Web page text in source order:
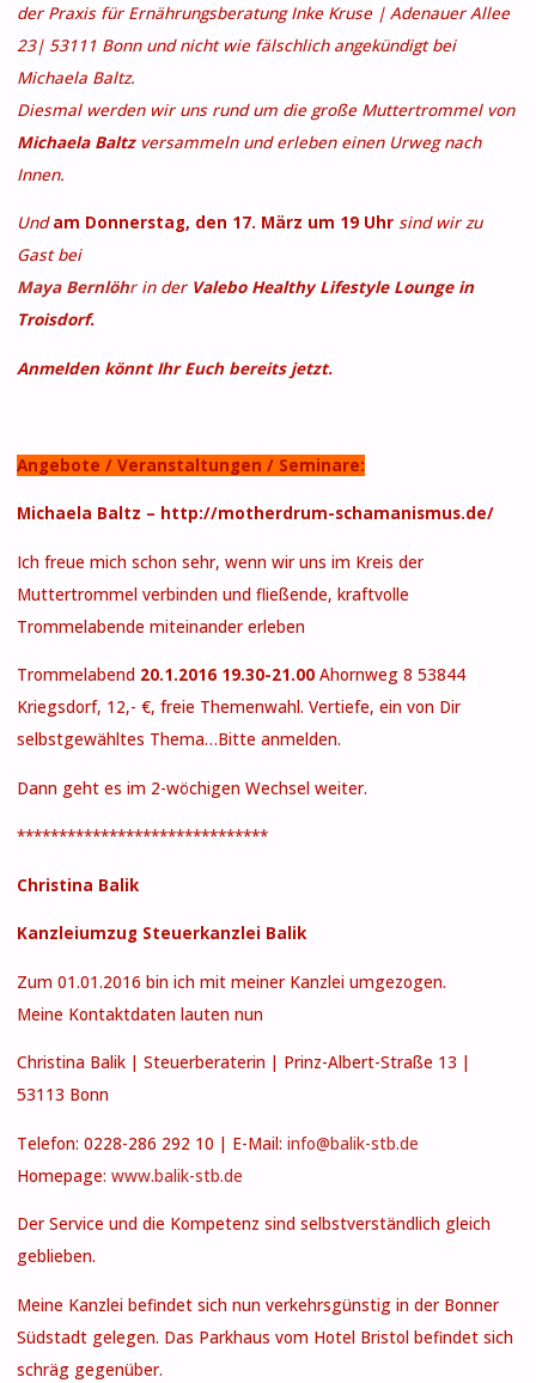
der Praxis für Ernährungsberatung Inke Kruse| Adenauer Allee
23| 53111 Bonn und nicht wie fälschlich angekündigt bei
Michaela Baltz.
Diesmal werden wir uns rund um die große Muttertrommel von
Michaela Baltzversammeln und erleben einen Urweg nach
Innen.
Undam Donnerstag, den 17. März um 19 Uhrsind wir zu
Gast bei
Maya Bernlöhrin der Valebo Healthy Lifestyle Lounge in
Troisdorf.
Anmelden könnt Ihr Euch bereits jetzt.
Angebote / Veranstaltungen / Seminare:
Michaela Baltz – http://motherdrum-schamanismus.de/
Ich freue mich schon sehr, wenn wir uns im Kreis der
Muttertrommel verbinden und fließende, kraftvolle
Trommelabende miteinander erleben
Trommelabend 20.1.2016 19.30-21.00Ahornweg 8 53844
Kriegsdorf, 12,- €, freie Themenwahl. Vertiefe, ein von Dir
selbstgewähltes Thema…Bitte anmelden.
Dann geht es im 2-wöchigen Wechsel weiter.
******************************
Christina Balik
Kanzleiumzug Steuerkanzlei Balik
Zum 01.01.2016 bin ich mit meiner Kanzlei umgezogen.
Meine Kontaktdaten lauten nun
Christina Balik | Steuerberaterin | Prinz-Albert-Straße 13 |
53113 Bonn
Telefon: 0228-286 292 10 | E-Mail: info@balik-stb.de
Homepage: www.balik-stb.de
Der Service und die Kompetenz sind selbstverständlich gleich
geblieben.
Meine Kanzlei befindet sich nun verkehrsgünstig in der Bonner
Südstadt gelegen. Das Parkhaus vom Hotel Bristol befindet sich
schräg gegenüber.